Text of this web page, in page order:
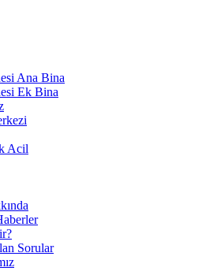
Ana Bina
Ek Bina
Acil
Sorular